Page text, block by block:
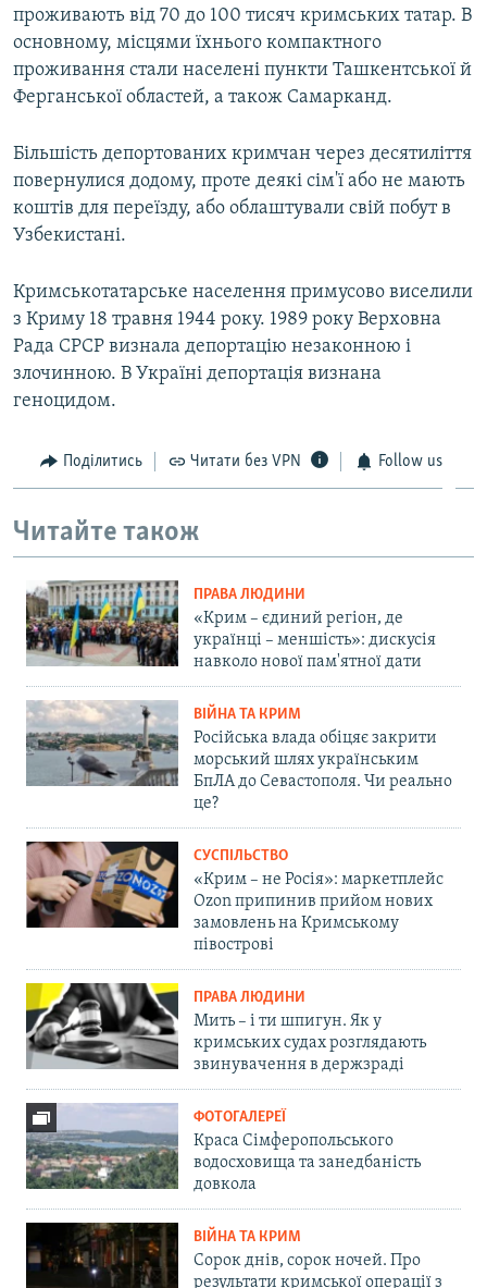
проживають від 70 до 100 тисяч кримських татар. В
основному, місцями їхнього компактного
проживання стали населені пункти Ташкентської й
Ферганської областей, а також Самарканд.
Більшість депортованих кримчан через десятиліття
повернулися додому, проте деякі сім'ї або не мають
коштів для переїзду, або облаштували свій побут в
Узбекистані.
Кримськотатарське населення примусово виселили
з Криму 18 травня 1944 року. 1989 року Верховна
Рада СРСР визнала депортацію незаконною і
злочинною. В Україні депортація визнана
геноцидом.
Поділитись Читати без VPN Follow us
Читайте також
ПРАВА ЛЮДИНИ
«Крим – єдиний регіон, де
українці – меншість»: дискусія
навколо нової пам'ятної дати
ВІЙНА ТА КРИМ
Російська влада обіцяє закрити
морський шлях українським
БпЛА до Севастополя. Чи реально
це?
СУСПІЛЬСТВО
«Крим – не Росія»: маркетплейс
Ozon припинив прийом нових
замовлень на Кримському
півострові
ПРАВА ЛЮДИНИ
Мить – і ти шпигун. Як у
кримських судах розглядають
звинувачення в держзраді
ФОТОГАЛЕРЕЇ
Краса Сімферопольського
водосховища та занедбаність
довкола
ВІЙНА ТА КРИМ
Сорок днів, сорок ночей. Про
результати кримської операції з